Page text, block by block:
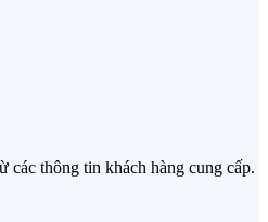
các thông tin khách hàng cung cấp.